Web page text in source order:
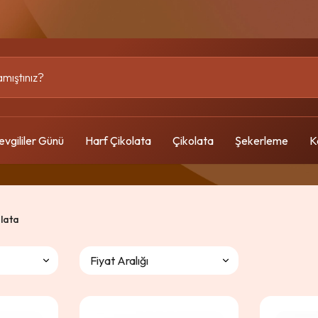
Günü Harf Çikolata Çikolata Şekerleme
Fiyat Aralığı